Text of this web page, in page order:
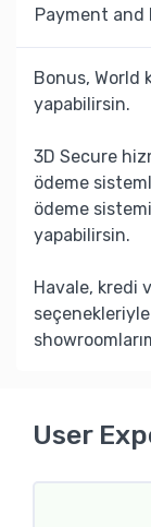
Payment
Bonus, World
yapabilirsin.
3D Secure
ödeme
ödeme
yapabilirsin.
Havale, kredi
User